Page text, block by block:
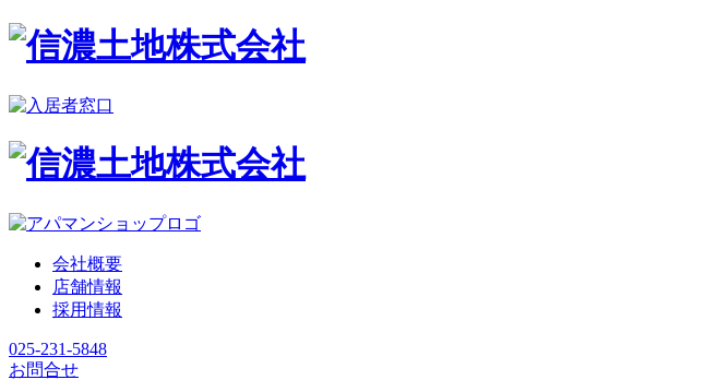
会社概要
店舗情報
採用情報
025-231-5848
お問合せ